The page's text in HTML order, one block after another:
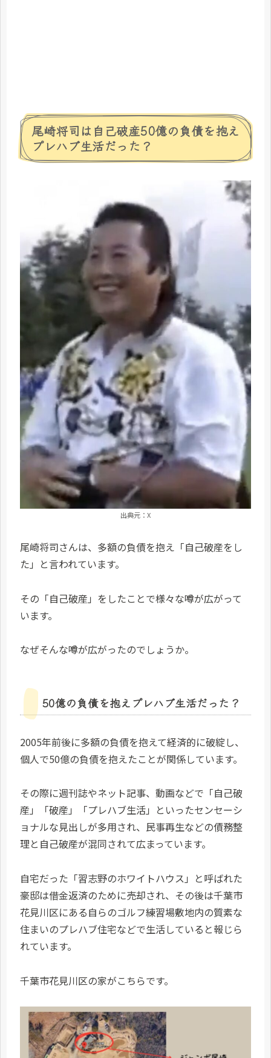
尾崎将司は自己破産50億の負債を抱え
プレハブ生活だった？
出典元：X
尾崎将司さんは、多額の負債を抱え「自己破産をし
た」と言われています。
その「自己破産」をしたことで様々な噂が広がって
います。
なぜそんな噂が広がったのでしょうか。
50億の負債を抱えプレハブ生活だった？
2005年前後に多額の負債を抱えて経済的に破綻し、
個人で50億の負債を抱えたことが関係しています。
その際に週刊誌やネット記事、動画などで「自己破
産」「破産」「プレハブ生活」といったセンセーシ
ョナルな見出しが多用され、民事再生などの債務整
理と自己破産が混同されて広まっています。​​
自宅だった「習志野のホワイトハウス」と呼ばれた
豪邸は借金返済のために売却され、その後は千葉市
花見川区にある自らのゴルフ練習場敷地内の質素な
住まいのプレハブ住宅などで生活していると報じら
れています。
千葉市花見川区の家がこちらです。